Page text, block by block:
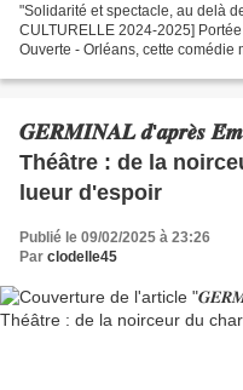
"Solidarité et spectacle, au delà
CULTURELLE 2024-2025]
Ouverte - Orléans, cette
𝑮𝑬𝑹𝑴𝑰𝑵𝑨𝑳 𝒅'𝒂𝒑𝒓𝒆̀𝒔
Théâtre : de la
lueur d'espoir
Publié le 09/02/2025 à 23:26
Par clodelle45